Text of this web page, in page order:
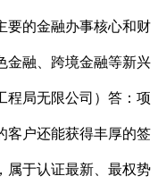
要的金融办事核心和财
金融、跨境金融等新兴
程局无限公司）答：项
客户还能获得丰厚的签
属于认证最新、最权势